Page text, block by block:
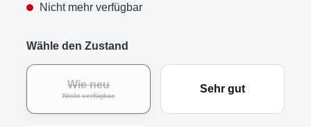
Nicht mehr verfügbar
Wähle den Zustand
Wie neu
Nicht verfügbar
Sehr gut